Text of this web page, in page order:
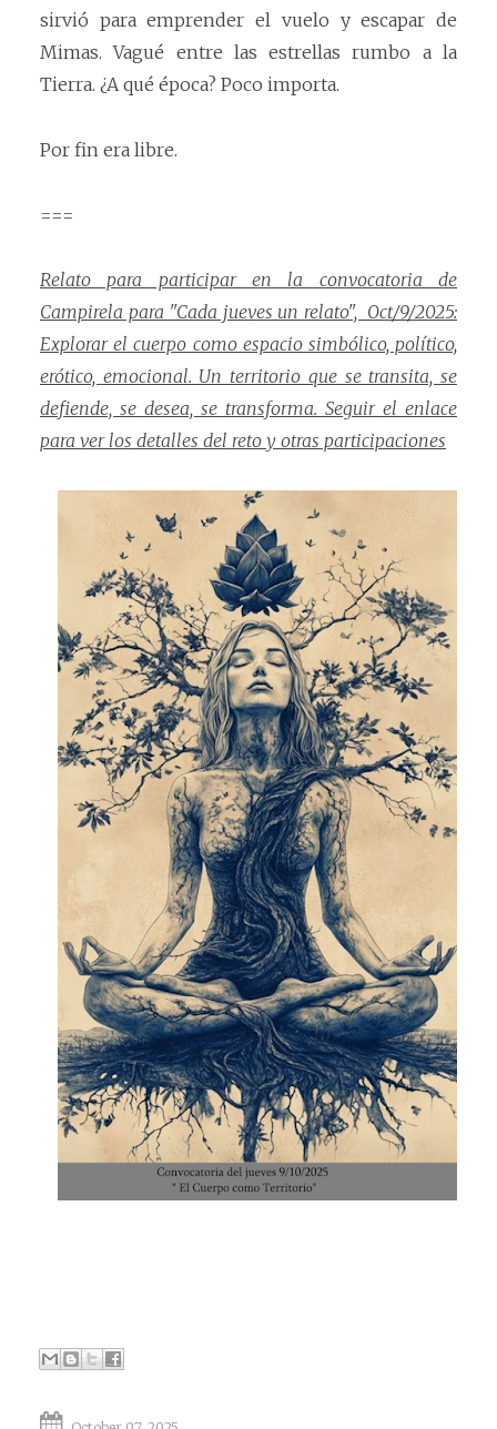
sirvió para emprender el vuelo y escapar de
Mimas. Vagué entre las estrellas rumbo a la
Tierra. ¿A qué época? Poco importa.
Por fin era libre.
===
Relato para participar en la convocatoria de
Campirela para "Cada jueves un relato", Oct/9/2025:
Explorar el cuerpo como espacio simbólico, político,
erótico, emocional. Un territorio que se transita, se
defiende, se desea, se transforma. Seguir el enlace
para ver los detalles del reto y otras participaciones